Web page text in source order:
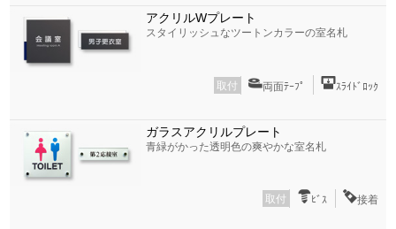
アクリルWプレート
スタイリッシュなツートンカラーの室名札
取付 両面ﾃｰﾌﾟ ｽﾗｲﾄﾞﾛｯｸ
ガラスアクリルプレート
青緑がかった透明色の爽やかな室名札
取付 ﾋﾞｽ 接着